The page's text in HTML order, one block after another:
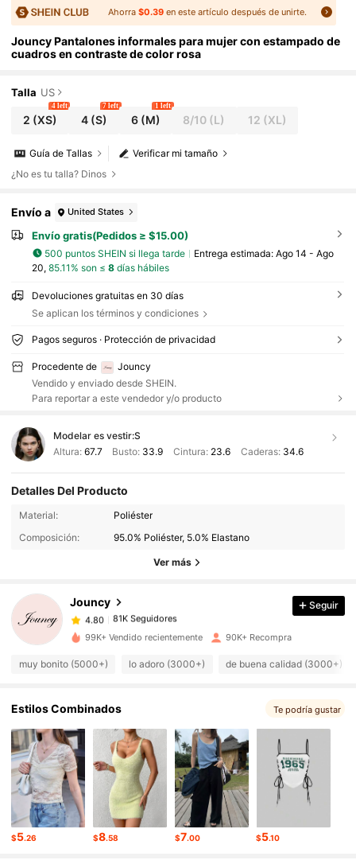
Ahorra $0.39en este artículo después de unirte.
Jouncy Pantalones informales para mujer con estampado de
cuadros en contraste de color rosa
Talla US
2 (XS)
4 left
4(S)
7 left
6(M)
1 left
8/10 (L) 12 (XL)
Verificar mi tamaño
Guía de Tallas
¿No es tu talla? Dinos
Envío a United States
Envío gratis(Pedidos ≥ $15.00)
500 puntos SHEIN si llega tarde Entrega estimada: Ago 14 - Ago
20, 85.11% son ≤ 8días hábiles
Devoluciones gratuitas en 30 días
Se aplican los términos y condiciones
Pagos seguros · Protección de privacidad
Procedente de
Jouncy
Vendido y enviado desde SHEIN.
Para reportar a este vendedor y/o producto
Modelar es vestir:S
Altura: 67.7 Busto: 33.9 Cintura: 23.6 Caderas: 34.6
Detalles Del Producto
Material:
Poliéster
Composición:
95.0% Poliéster, 5.0% Elastano
Ver más
Jouncy
81K Seguidores
81K Seguidores
4.80
81K Seguidores
a***n
Hace 9 horas
4.80 81K Seguidores
4.80 81K Seguidores
4.80 81K Seguidores
81K Seguidores
Seguir
99K+ Vendido recientemente 90K+ Recompra
muy bonito (5000+) lo adoro (3000+) de buena calidad (3000+)
Estilos Combinados Te podría gustar
$5.26 $8.58 $7.00 $5.10